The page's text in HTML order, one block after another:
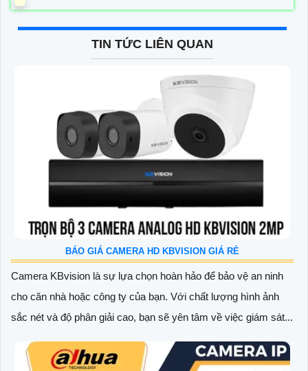
TIN TỨC LIÊN QUAN
BÁO GIÁ CAMERA HD KBVISION GIÁ RẺ
Camera KBvision là sự lựa chọn hoàn hảo để bảo vệ an ninh
cho căn nhà hoặc công ty của bạn. Với chất lượng hình ảnh
sắc nét và độ phân giải cao, bạn sẽ yên tâm về việc giám sát...